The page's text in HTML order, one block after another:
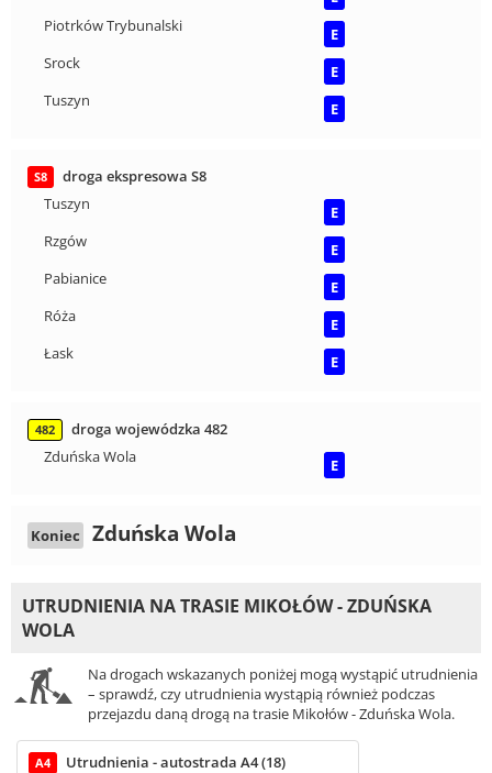
Piotrków Trybunalski
E
Srock
E
Tuszyn
E
S8
droga ekspresowa S8
Tuszyn
E
Rzgów
E
Pabianice
E
Róża
E
Łask
E
482
droga wojewódzka 482
Zduńska Wola
E
Koniec Zduńska Wola
UTRUDNIENIA NA TRASIE MIKOŁÓW - ZDUŃSKA
WOLA
Na drogach wskazanych poniżej mogą wystąpić utrudnienia
– sprawdź, czy utrudnienia wystąpią również podczas
przejazdu daną drogą na trasie Mikołów - Zduńska Wola.
A4 Utrudnienia - autostrada A4 (18)